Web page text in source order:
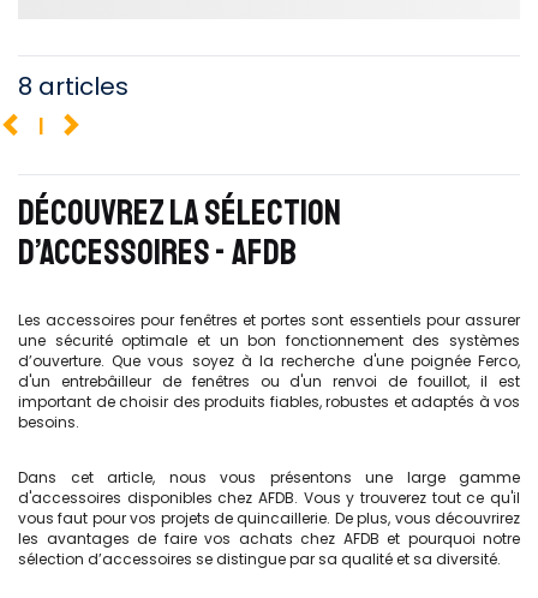
8 articles
1
DÉCOUVREZ LA SÉLECTION
D’ACCESSOIRES - AFDB
Les accessoires pour fenêtres et portes sont essentiels pour assurer
une sécurité optimale et un bon fonctionnement des systèmes
d’ouverture. Que vous soyez à la recherche d'une poignée Ferco,
d'un entrebâilleur de fenêtres ou d'un renvoi de fouillot, il est
important de choisir des produits fiables, robustes et adaptés à vos
besoins.
Dans cet article, nous vous présentons une large gamme
d'accessoires disponibles chez AFDB. Vous y trouverez tout ce qu'il
vous faut pour vos projets de quincaillerie. De plus, vous découvrirez
les avantages de faire vos achats chez AFDB et pourquoi notre
sélection d’accessoires se distingue par sa qualité et sa diversité.